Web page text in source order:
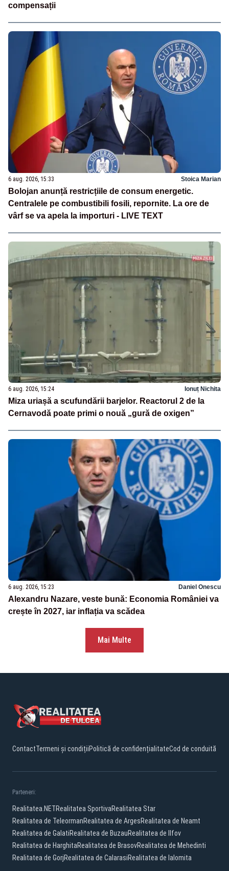
compensații
6 aug. 2026, 15:33 Stoica Marian
Bolojan anunță restricțiile de consum energetic.
Centralele pe combustibili fosili, repornite. La ore de
vârf se va apela la importuri - LIVE TEXT
6 aug. 2026, 15:24 Ionuț Nichita
Miza uriașă a scufundării barjelor. Reactorul 2 de la
Cernavodă poate primi o nouă „gură de oxigen”
6 aug. 2026, 15:23 Daniel Onescu
Alexandru Nazare, veste bună: Economia României va
crește în 2027, iar inflația va scădea
Mai Multe
ContactTermeni și condițiiPolitică de confidențialitateCod de conduită
Parteneri:
Realitatea.NETRealitatea SportivaRealitatea Star
Realitatea de TeleormanRealitatea de ArgesRealitatea de Neamt
Realitatea de GalatiRealitatea de BuzauRealitatea de Ilfov
Realitatea de HarghitaRealitatea de BrasovRealitatea de Mehedinti
Realitatea de GorjRealitatea de CalarasiRealitatea de Ialomita